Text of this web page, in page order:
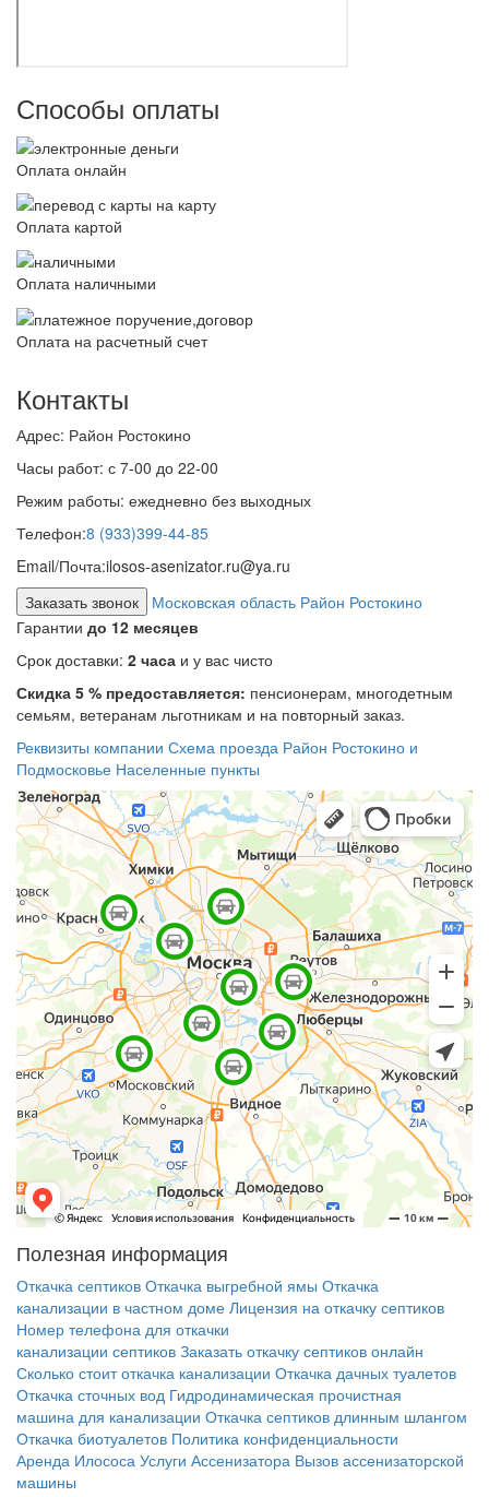
Способы оплаты
Оплата онлайн
Оплата картой
Оплата наличными
Оплата на расчетный счет
Контакты
Адрес: Район Ростокино
Часы работ: с 7-00 до 22-00
Режим работы: ежедневно без выходных
Телефон:8 (933)399-44-85
Email/Почта:ilosos-asenizator.ru@ya.ru
Заказать звонок
Московская область Район Ростокино
Гарантии до 12 месяцев
Срок доставки: 2 часа и у вас чисто
Скидка 5 % предоставляется: пенсионерам, многодетным
семьям, ветеранам льготникам и на повторный заказ.
Реквизиты компании Схема проезда Район Ростокино и
Подмосковье Населенные пункты
Полезная информация
Откачка септиков Откачка выгребной ямы Откачка
канализации в частном доме Лицензия на откачку септиков
Номер телефона для откачки
канализации септиков Заказать откачку септиков онлайн
Сколько стоит откачка канализации Откачка дачных туалетов
Откачка сточных вод Гидродинамическая прочистная
машина для канализации Откачка септиков длинным шлангом
Откачка биотуалетов Политика конфиденциальности
Аренда Илососа Услуги Ассенизатора Вызов ассенизаторской
машины